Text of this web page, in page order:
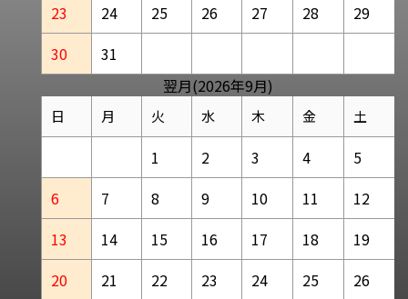
23
24 25 26 27 28
29
30
31
翌月(2026年9月)
日 月 火 水 木 金 土
1 2 3 4
5
6
7 8 9 10 11
12
13
14 15 16 17 18
19
20
21 22 23 24 25 26